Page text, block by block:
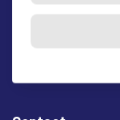
RUD Zeeland
4337 EH Middelburg